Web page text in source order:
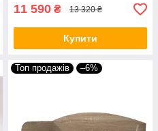
11 590 ₴ 13 320 ₴
Купити
Топ продажів –6%